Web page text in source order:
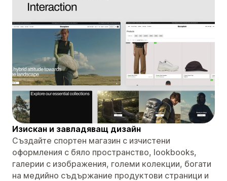
Изискан и завладяващ дизайн
Създайте спортен магазин с изчистени
оформления с бяло пространство, lookbooks,
галерии с изображения, големи колекции, богати
на медийно съдържание продуктови страници и